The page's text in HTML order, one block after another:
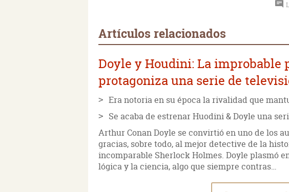
Artículos relacionados
Doyle y Houdini: La improbable
protagoniza una serie de
Era notoria en su época la rivalidad que
Se acaba de estrenar Huodini & Doyle una
Arthur Conan Doyle se convirtió en uno de los
gracias, sobre todo, al mejor detective de la
incomparable Sherlock Holmes. Doyle plasmó
lógica y la ciencia, algo que siempre contras…